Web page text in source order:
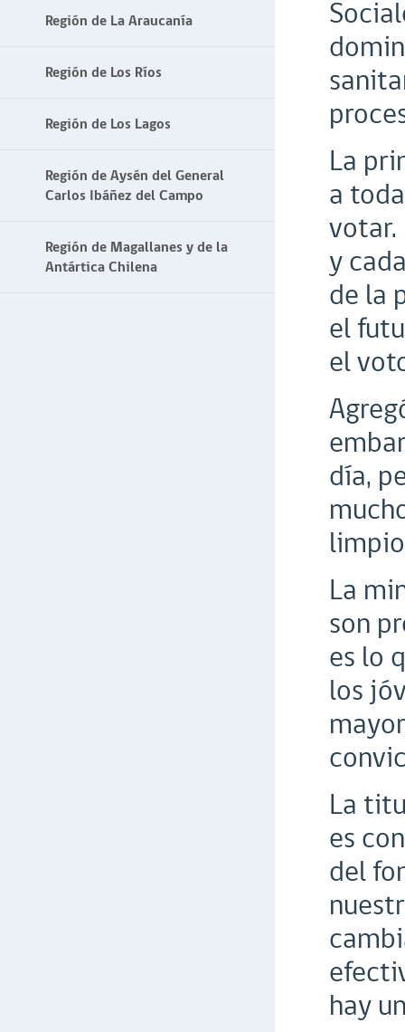
Región de La Araucanía
Región de Los Ríos
Región de Los Lagos
Región de Aysén del General
Carlos Ibáñez del Campo
Región de Magallanes y de la
Antártica Chilena
La
a
votar.
y
de la
el
el
día,
La
son
es lo
los
La
es
del
hay